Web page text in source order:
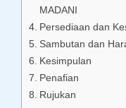
MADANI
Persediaan dan
Sambutan dan
Kesimpulan
Penafian
Rujukan